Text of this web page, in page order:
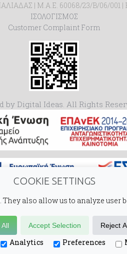
| Μ.Α.Ε. 60068/23/Β/06/
ΙΣΟΛΟΓΙΣΜΟΣ
Customer Complaint Form
by Digital Ideas. All Rights
COOKIE SETTINGS
also allow us to analyze
Accept Selection Reject
Analytics Preferences